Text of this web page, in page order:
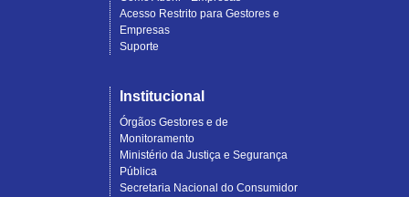
Acesso Restrito para Gestores e
Empresas
Suporte
Institucional
Órgãos Gestores e de
Monitoramento
Ministério da Justiça e Segurança
Pública
Secretaria Nacional do Consumidor